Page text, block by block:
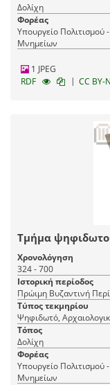
Δολίχη
Φορέας
Υπουργείο Πολιτισμού
Μνημείων
1 JPEG
RDF
| CC BY-
Τμήμα
Χρονολόγηση
324 - 700
Ιστορική περίοδος
Πρώιμη Βυζαντινή
Τύπος τεκμηρίου
Ψηφιδωτό,
Τόπος
Δολίχη
Φορέας
Υπουργείο Πολιτισμού
Μνημείων